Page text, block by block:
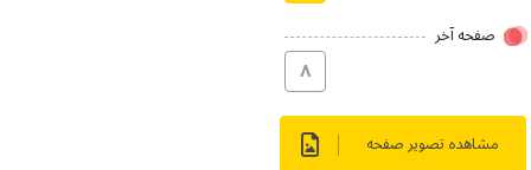
صفحه آخر
۸
مشاهده تصویر صفحه